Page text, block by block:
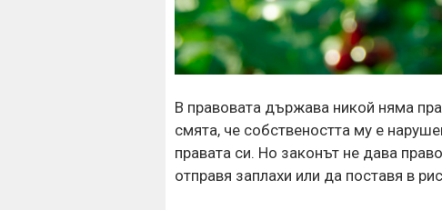
В правовата държава никой няма
смята, че собствеността му е
правата си. Но законът не дава
отправя заплахи или да поставя в